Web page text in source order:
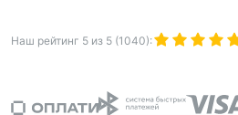
Наш рейтинг 5 из 5 (1040):